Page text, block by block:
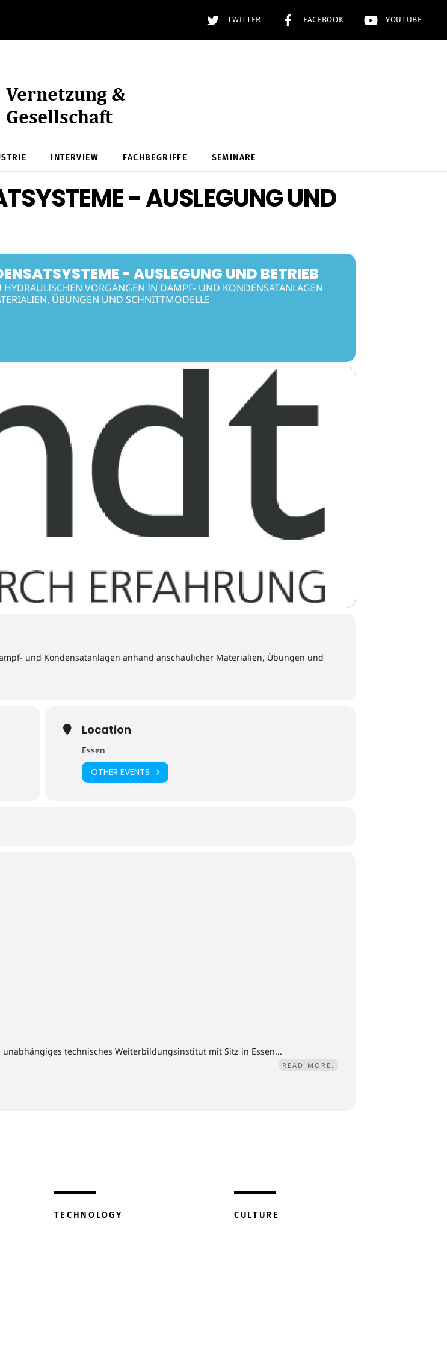
TWITTER FACEBOOK YOUTUBE
INTERVIEW FACHBEGRIFFE SEMINARE
- AUSLEGUNG UND
- AUSLEGUNG UND BETRIEB
VORGÄNGEN IN DAMPF- UND KONDENSATANLAGEN
ÜBUNGEN UND SCHNITTMODELLE
und Kondensatanlagen anhand anschaulicher Materialien, Übungen und
Location
Essen
OTHER EVENTS
unabhängiges technisches Weiterbildungsinstitut mit Sitz in Essen...
READ MORE.
TECHNOLOGY CULTURE